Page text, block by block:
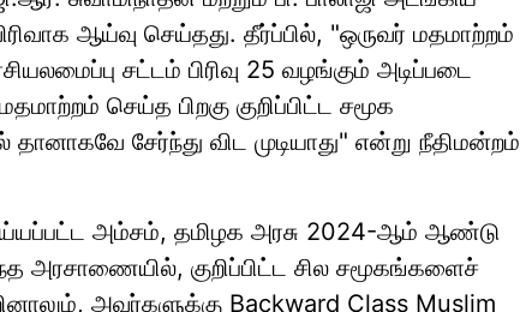
ஆய்வு செய்தது. தீர்ப்பில், "ஒருவர் மதமாற்றம்
சட்டம் பிரிவு 25 வழங்கும் அடிப்படை
செய்த பிறகு குறிப்பிட்ட சமூக
தானாகவே சேர்ந்து விட முடியாது" என்று நீதிமன்றம்
அம்சம், தமிழக அரசு 2024-ஆம் ஆண்டு
அரசாணையில், குறிப்பிட்ட சில சமூகங்களைச்
அவர்களுக்கு Backward Class Muslim